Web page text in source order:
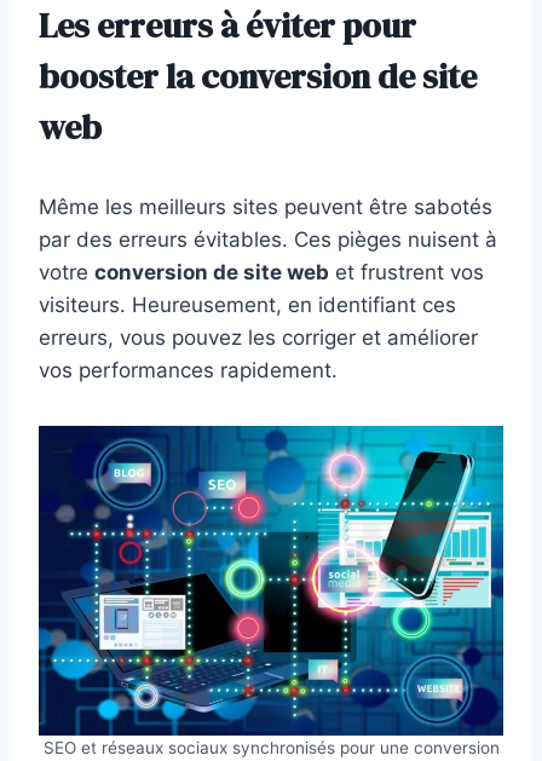
Les erreurs à éviter pour
booster la conversion de site
web
Même les meilleurs sites peuvent être sabotés
par des erreurs évitables. Ces pièges nuisent à
votre conversion de site web et frustrent vos
visiteurs. Heureusement, en identifiant ces
erreurs, vous pouvez les corriger et améliorer
vos performances rapidement.
SEO et réseaux sociaux synchronisés pour une conversion